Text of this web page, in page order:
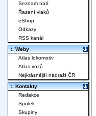
Seznam tratí
Řazení vlaků
eShop
Odkazy
RSS kanál
:. Weby
Atlas lokomotiv
Atlas vozů
Nejkrásnější nádraží ČR
:. Kontakty
Redakce
Spolek
Skupiny